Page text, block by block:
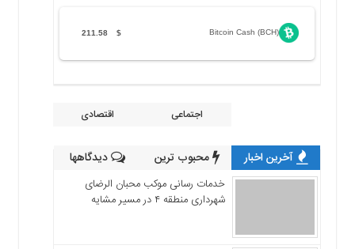
Bitcoin Cash (BCH)
$
211.58
اجتماعی اقتصادی
آخرین اخبار محبوب ترین دیدگاهها
خدمات رسانی موکب محبان الرضای
شهرداری منطقه ۴ در مسیر مشایه